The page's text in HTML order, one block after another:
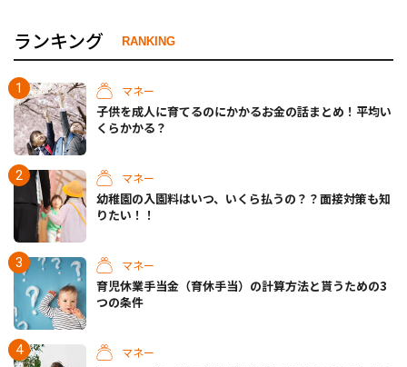
ランキング RANKING
マネー
子供を成人に育てるのにかかるお金の話まとめ！平均い
くらかかる？
マネー
幼稚園の入園料はいつ、いくら払うの？？面接対策も知
りたい！！
マネー
育児休業手当金（育休手当）の計算方法と貰うための3
つの条件
マネー